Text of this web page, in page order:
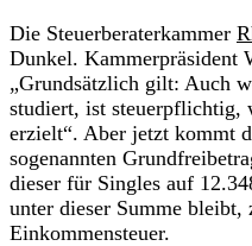
Die Steuerberaterkammer
Dunkel. Kammerpräsident
„Grundsätzlich gilt: Auch
studiert, ist steuerpflichtig,
erzielt“. Aber jetzt kommt
sogenannten
dieser für Singles auf
unter dieser Summe
Einkommensteuer.